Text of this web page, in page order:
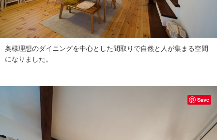
奥様理想のダイニングを中心とした間取りで自然と人が集まる空間
になりました。
Save